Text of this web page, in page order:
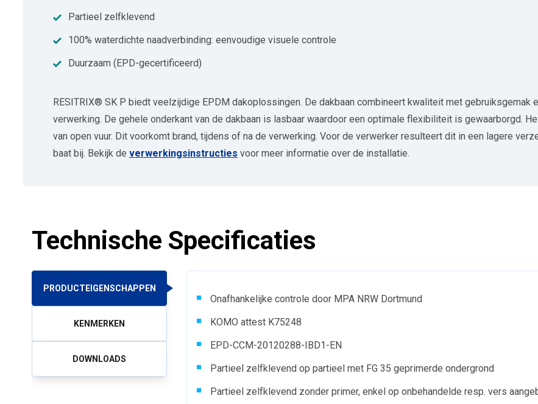
Partieel zelfklevend
100% waterdichte naadverbinding: eenvoudige visuele controle
Duurzaam (EPD-gecertificeerd)
RESITRIX® SK P biedt veelzijdige EPDM dakoplossingen. De dakbaan combineert kwaliteit met gebruiksgemak
verwerking. De gehele onderkant van de dakbaan is lasbaar waardoor een optimale flexibiliteit is gewaarborgd.
van open vuur. Dit voorkomt brand, tijdens of na de verwerking. Voor de verwerker resulteert dit in een lagere
baat bij. Bekijk de verwerkingsinstructies voor meer informatie over de installatie.
Technische Specificaties
PRODUCTEIGENSCHAPPEN
KENMERKEN
DOWNLOADS
Onafhankelijke controle door MPA NRW Dortmund
KOMO attest K75248
EPD-CCM-20120288-IBD1-EN
Partieel zelfklevend op partieel met FG 35 geprimerde ondergrond
Partieel zelfklevend zonder primer, enkel op onbehandelde resp. vers